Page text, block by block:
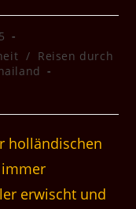
/ Reisen durch
holländischen
erwischt und